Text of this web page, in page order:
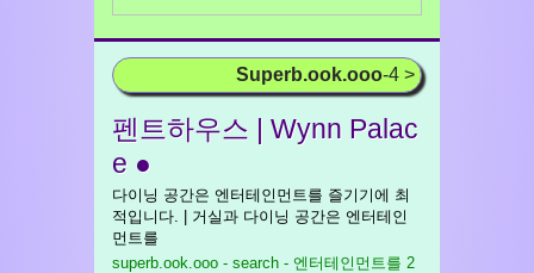
Superb.ook.ooo-4 >
펜트하우스 | Wynn Palac
e ●
다이닝 공간은 엔터테인먼트를 즐기기에 최
적입니다. | 거실과 다이닝 공간은 엔터테인
먼트를
superb.ook.ooo - search - 엔터테인먼트를 2